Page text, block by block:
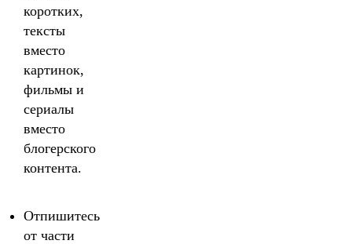
коротких,
тексты
вместо
картинок,
фильмы и
сериалы
вместо
блогерского
контента.
Отпишитесь
от части